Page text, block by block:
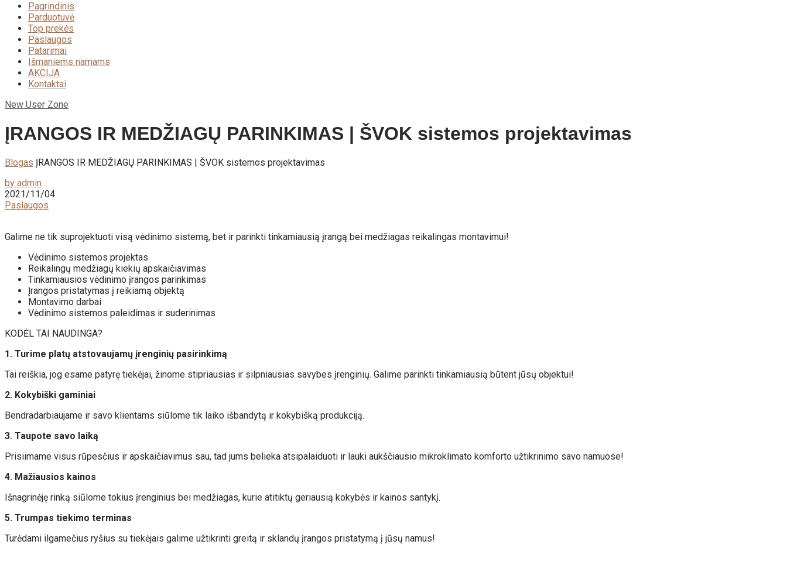
Pagrindinis
Parduotuvė
Top prekės
Paslaugos
Patarimai
Išmaniems namams
AKCIJA
Kontaktai
New User Zone
ĮRANGOS IR MEDŽIAGŲ PARINKIMAS | ŠVOK sistemos projektavimas
Blogas ĮRANGOS IR MEDŽIAGŲ PARINKIMAS | ŠVOK sistemos projektavimas
by admin
2021/11/04
Paslaugos
Galime ne tik suprojektuoti visą vėdinimo sistemą, bet ir parinkti tinkamiausią įrangą bei medžiagas reikalingas montavimui!
Vėdinimo sistemos projektas
Reikalingų medžiagų kiekių apskaičiavimas
Tinkamiausios vėdinimo įrangos parinkimas
Įrangos pristatymas į reikiamą objektą
Montavimo darbai
Vėdinimo sistemos paleidimas ir suderinimas
KODĖL TAI NAUDINGA?
1. Turime platų atstovaujamų įrenginių pasirinkimą
Tai reiškia, jog esame patyrę tiekėjai, žinome stipriausias ir silpniausias savybes įrenginių. Galime parinkti tinkamiausią būtent jūsų objektui!
2. Kokybiški gaminiai
Bendradarbiaujame ir savo klientams siūlome tik laiko išbandytą ir kokybišką produkciją.
3. Taupote savo laiką
Prisiimame visus rūpesčius ir apskaičiavimus sau, tad jums belieka atsipalaiduoti ir lauki aukščiausio mikroklimato komforto užtikrinimo savo namuose!
4. Mažiausios kainos
Išnagrinėję rinką siūlome tokius įrenginius bei medžiagas, kurie atitiktų geriausią kokybės ir kainos santykį.
5. Trumpas tiekimo terminas
Turėdami ilgamečius ryšius su tiekėjais galime užtikrinti greitą ir sklandų įrangos pristatymą į jūsų namus!